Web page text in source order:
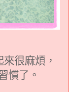
很麻煩，
慣了。